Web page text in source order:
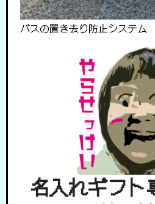
バスの置き去り防止システム
名入れギフト